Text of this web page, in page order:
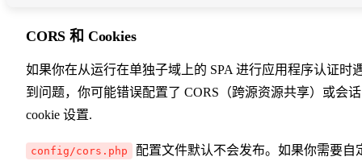
CORS 和 Cookies
如果你在从运行在单独子域上的 SPA 进行应用程序认证时
到问题，你可能错误配置了 CORS（跨源资源共享）或会话
cookie 设置.
config/cors.php
配置文件默认不会发布。如果你需要自